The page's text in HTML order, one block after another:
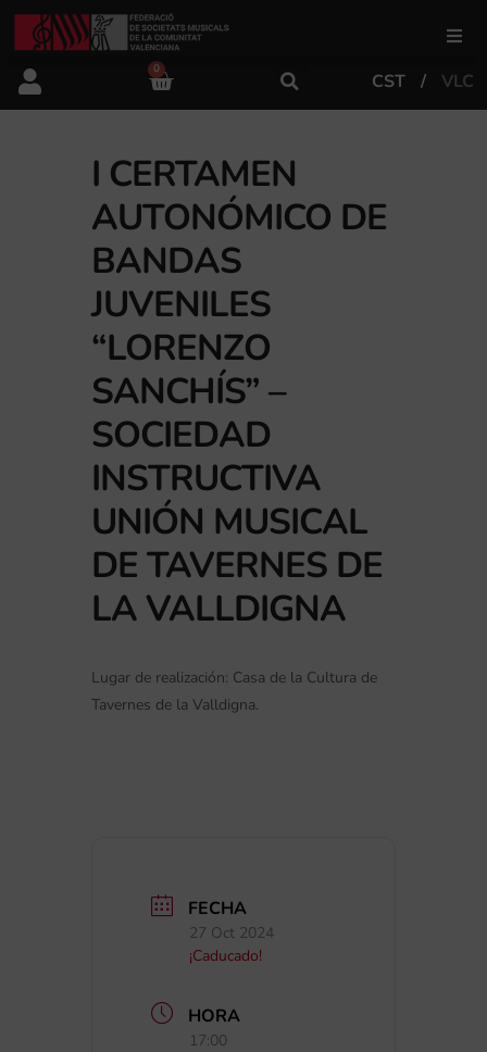
FSMCV
Áreas de gestión
Área educativa
Área artística
Actualidad
0
CST VLC
I CERTAMEN
AUTONÓMICO DE
BANDAS
JUVENILES
“LORENZO
SANCHÍS” –
SOCIEDAD
INSTRUCTIVA
UNIÓN MUSICAL
DE TAVERNES DE
LA VALLDIGNA
Lugar de realización: Casa de la Cultura de
Tavernes de la Valldigna.
FECHA
27 Oct 2024
¡Caducado!
HORA
17:00